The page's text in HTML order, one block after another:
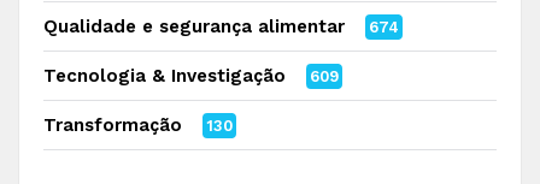
Qualidade e segurança alimentar 674
Tecnologia & Investigação 609
Transformação 130